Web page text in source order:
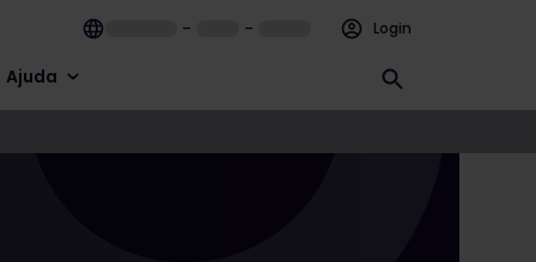
– – Login
Ajuda